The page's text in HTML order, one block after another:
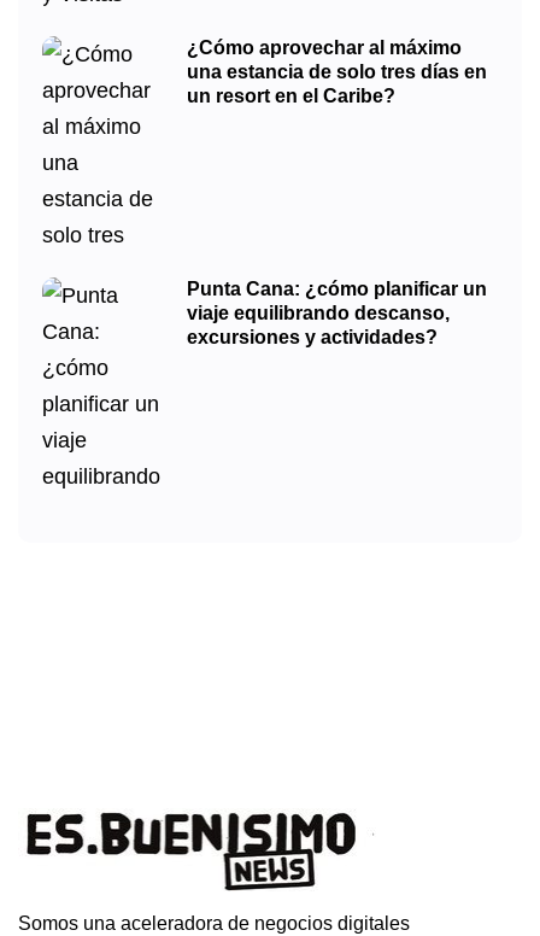
¿Cómo aprovechar al máximo
una estancia de solo tres días en
un resort en el Caribe?
Punta Cana: ¿cómo planificar un
viaje equilibrando descanso,
excursiones y actividades?
Somos una aceleradora de negocios digitales